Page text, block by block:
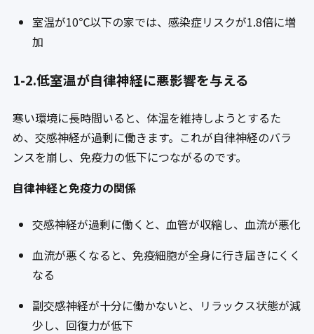
室温が10℃以下の家では、感染症リスクが1.8倍に増
加
1-2.低室温が自律神経に悪影響を与える
寒い環境に長時間いると、体温を維持しようとするた
め、交感神経が過剰に働きます。これが自律神経のバラ
ンスを崩し、免疫力の低下につながるのです。
自律神経と免疫力の関係
交感神経が過剰に働くと、血管が収縮し、血流が悪化
血流が悪くなると、免疫細胞が全身に行き届きにくく
なる
副交感神経が十分に働かないと、リラックス状態が減
少し、回復力が低下